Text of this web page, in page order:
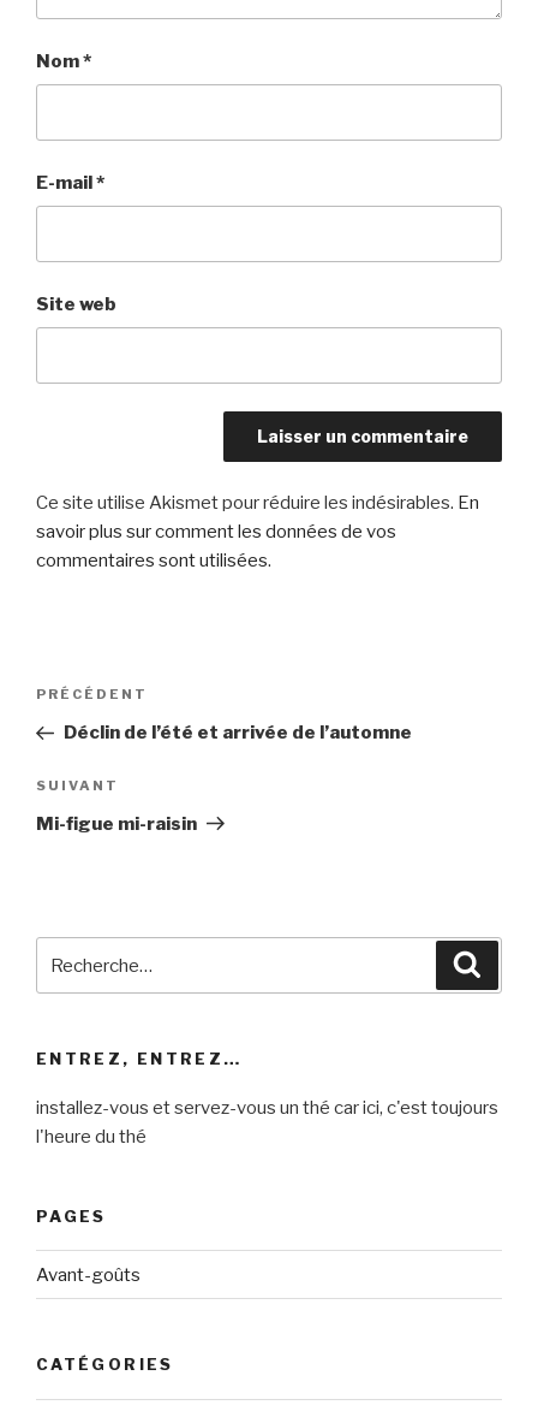
Nom*
E-mail*
Site web
Ce site utilise Akismet pour réduire les indésirables. En
savoir plus sur comment les données de vos
commentaires sont utilisées.
Navigation
l’article
Article
précédent
PRÉCÉDENT
Déclin de l’été et arrivée de l’automne
Article
suivant
SUIVANT
Mi-figue mi-raisin
pour
ENTREZ, ENTREZ…
installez-vous et servez-vous un thé car ici, c'est toujours
l'heure du thé
PAGES
Avant-goûts
CATÉGORIES